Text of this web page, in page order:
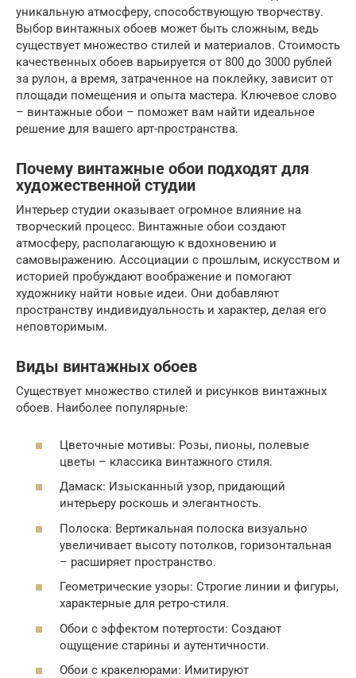
уникальную атмосферу, способствующую творчеству.
Выбор винтажных обоев может быть сложным, ведь
существует множество стилей и материалов. Стоимость
качественных обоев варьируется от 800 до 3000 рублей
за рулон, а время, затраченное на поклейку, зависит от
площади помещения и опыта мастера. Ключевое слово
– винтажные обои – поможет вам найти идеальное
решение для вашего арт-пространства.
Почему винтажные обои подходят для
художественной студии
Интерьер студии оказывает огромное влияние на
творческий процесс. Винтажные обои создают
атмосферу, располагающую к вдохновению и
самовыражению. Ассоциации с прошлым, искусством и
историей пробуждают воображение и помогают
художнику найти новые идеи. Они добавляют
пространству индивидуальность и характер, делая его
неповторимым.
Виды винтажных обоев
Существует множество стилей и рисунков винтажных
обоев. Наиболее популярные:
Цветочные мотивы: Розы, пионы, полевые
цветы – классика винтажного стиля.
Дамаск: Изысканный узор, придающий
интерьеру роскошь и элегантность.
Полоска: Вертикальная полоска визуально
увеличивает высоту потолков, горизонтальная
– расширяет пространство.
Геометрические узоры: Строгие линии и фигуры,
характерные для ретро-стиля.
Обои с эффектом потертости: Создают
ощущение старины и аутентичности.
Обои с кракелюрами: Имитируют